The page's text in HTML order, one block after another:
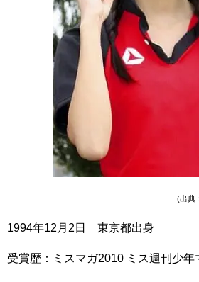
(出典：
1994年12月2日 東京都出身
受賞歴：ミスマガ2010 ミス週刊少年